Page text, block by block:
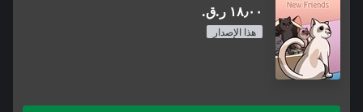
١٨٫٠٠ ر.ق.‏
هذا الإصدار